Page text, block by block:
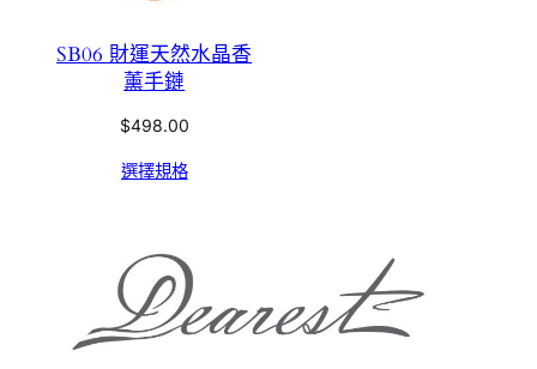
SB06 財運天然水晶香
薰手鏈
$498.00
選擇規格